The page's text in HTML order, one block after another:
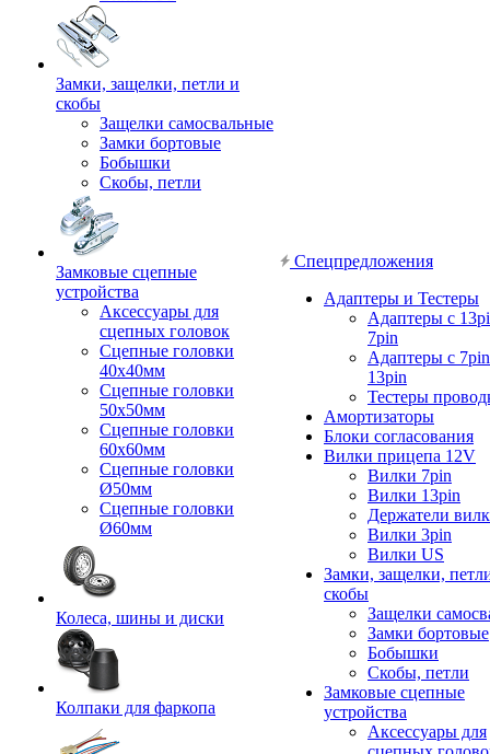
Замки, защелки, петли и
скобы
Защелки самосвальные
Замки бортовые
Бобышки
Скобы, петли
Замковые сцепные
устройства
Аксессуары для
сцепных головок
Сцепные головки
40x40мм
Сцепные головки
50x50мм
Сцепные головки
60x60мм
Сцепные головки
Ø50мм
Сцепные головки
Ø60мм
Колеса, шины и диски
Колпаки для фаркопа
Спецпредложения
Адаптеры и Тестеры
Адаптеры с
7pin
Адаптеры с
13pin
Тестеры
Амортизаторы
Блоки согласования
Вилки прицепа 12V
Вилки 7pin
Вилки 13pin
Держатели
Вилки 3pin
Вилки US
Замки, защелки,
скобы
Защелки
Замки бортовые
Бобышки
Скобы, петли
Замковые сцепные
устройства
Аксессуары для